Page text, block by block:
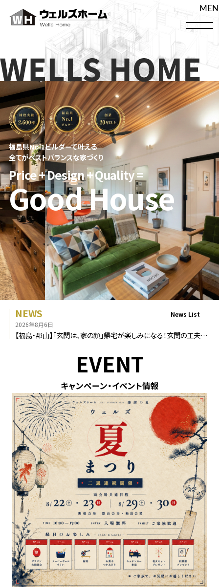
ホーム
最新情報
おすすめの記事
お知らせ
イベント
コンセプト
保証・サポート
注文住宅
リフォーム
企画住宅
SmALL
施工事例
注文住宅
建売住宅
土地・建売
土地
建売
モデルハウス
会社案内
スタッフ紹介
採用情報
イベントを見る
無料パンフレットプレゼント
無料相談会を予約する
Instagramから問い合わせ
フリーダイヤル
プライバシーポリシー
福島県No.1ビルダーで叶える
全てがベストバランスな家づくり
Price + Design + Quality =
Good House
NEWS
2026年8月6日
【福島・郡山】「玄関は、家の顔」帰宅が楽しみになる！玄関の工夫と
News List
EVENT
キャンペーン・イベント情報